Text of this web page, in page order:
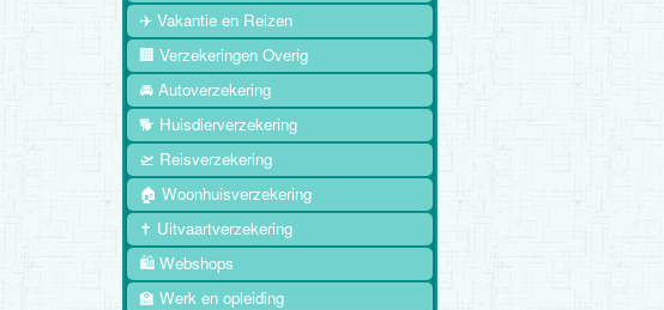
✈️ Vakantie en Reizen
🏢 Verzekeringen Overig
🚘 Autoverzekering
🐕 Huisdierverzekering
🛫 Reisverzekering
🏠 Woonhuisverzekering
✝️ Uitvaartverzekering
🛍️ Webshops
🏫 Werk en opleiding